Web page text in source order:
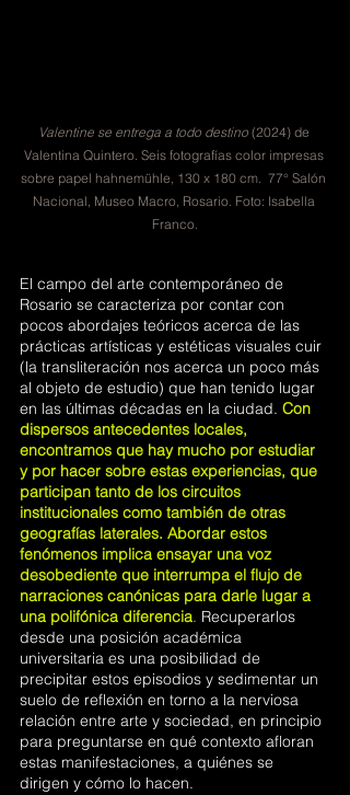
Valentine se entrega a todo destino (2024) de
Valentina Quintero. Seis fotografías color impresas
sobre papel hahnemühle, 130 x 180 cm.  77° Salón
Nacional, Museo Macro, Rosario. Foto: Isabella
Franco.
El campo del arte contemporáneo de
Rosario se caracteriza por contar con
pocos abordajes teóricos acerca de las
prácticas artísticas y estéticas visuales cuir
(la transliteración nos acerca un poco más
al objeto de estudio) que han tenido lugar
en las últimas décadas en la ciudad. Con
dispersos antecedentes locales,
encontramos que hay mucho por estudiar
y por hacer sobre estas experiencias, que
participan tanto de los circuitos
institucionales como también de otras
geografías laterales. Abordar estos
fenómenos implica ensayar una voz
desobediente que interrumpa el flujo de
narraciones canónicas para darle lugar a
una polifónica diferencia. Recuperarlos
desde una posición académica
universitaria es una posibilidad de
precipitar estos episodios y sedimentar un
suelo de reflexión en torno a la nerviosa
relación entre arte y sociedad, en principio
para preguntarse en qué contexto afloran
estas manifestaciones, a quiénes se
dirigen y cómo lo hacen.